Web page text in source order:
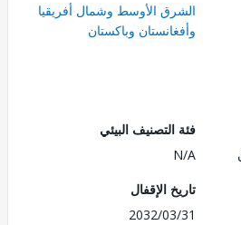
الشرق الأوسط وشمال أفريقيا
وأفغانستان وباكستان
فئة التصنيف البيئي
N/A
تاريخ الإقفال
2032/03/31